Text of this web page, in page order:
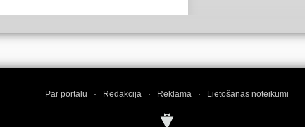
Par portālu · Redakcija · Reklāma · Lietošanas noteikumi